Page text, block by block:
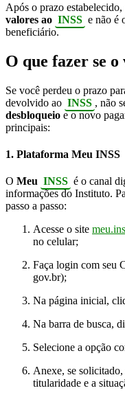
Após o prazo estabelecido,
valores ao INSS e não é
beneficiário.
O que fazer se
Se você perdeu o prazo
devolvido ao INSS , não
desbloqueio e o novo
principais:
1. Plataforma Meu INSS
O Meu INSS é o canal
informações do Instituto.
passo a passo:
Acesse o site
no celular;
Faça login com seu
gov.br);
Na página inicial,
Na barra de busca,
Selecione a opção
Anexe, se
titularidade e a